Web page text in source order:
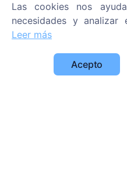
Buscar
Las cookies nos
necesidades y
Leer más
Acepto